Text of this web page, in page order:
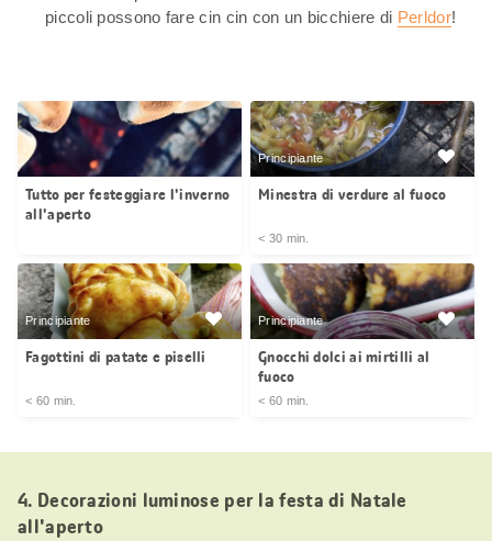
piccoli possono fare cin cin con un bicchiere di Perldor!
Tutto per festeggiare l'inverno
all'aperto
Principiante
Minestra di verdure al fuoco
< 30 min.
Principiante
Fagottini di patate e piselli
< 60 min.
Principiante
Gnocchi dolci ai mirtilli al
fuoco
< 60 min.
4. Decorazioni luminose per la festa di Natale
all'aperto